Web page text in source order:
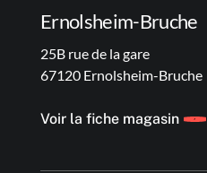
Ernolsheim-Bruche
25B rue de la gare
67120 Ernolsheim-Bruche
Voir la fiche magasin